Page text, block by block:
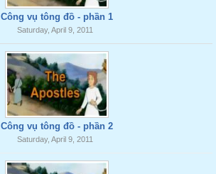
Công vụ tông đồ - phần 1
Saturday, April 9, 2011
Công vụ tông đồ - phần 2
Saturday, April 9, 2011